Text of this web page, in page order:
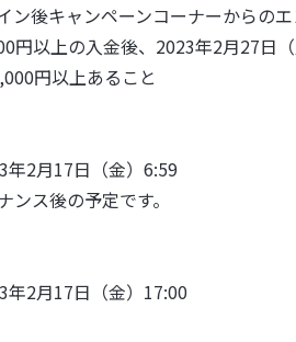
ン後キャンペーンコーナーからの
円以上の入金後、2023年2月27
円以上あること
年2月17日（金）6:59
ス後の予定です。
2月17日（金）17:00